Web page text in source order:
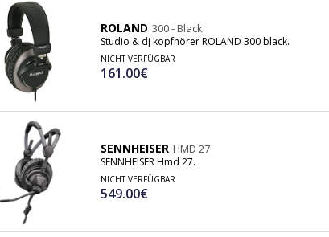
ROLAND 300 - Black
Studio & dj kopfhörer ROLAND 300 black.
NICHT VERFÜGBAR
161.00€
SENNHEISER HMD 27
SENNHEISER Hmd 27.
NICHT VERFÜGBAR
549.00€